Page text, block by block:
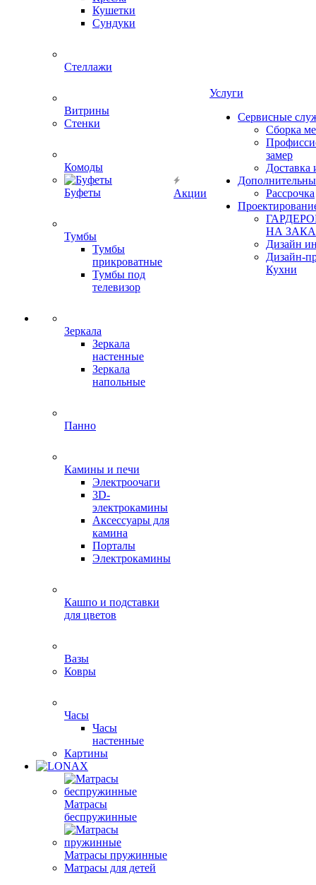
Кушетки
Сундуки
Стеллажи
Витрины
Стенки
Комоды
Буфеты
Тумбы
Тумбы
прикроватные
Тумбы под
телевизор
Зеркала
Зеркала
настенные
Зеркала
напольные
Панно
Камины и печи
Электроочаги
3D-
электрокамины
Аксессуары для
камина
Порталы
Электрокамины
Кашпо и подставки
для цветов
Вазы
Ковры
Часы
Часы
настенные
Картины
Матрасы
беспружинные
Матрасы пружинные
Матрасы для детей
Акции
Услуги
Сервисные
Сборка
замер
Доставка
Рассрочка
НА
Дизайн
Дизайн-
Кухни